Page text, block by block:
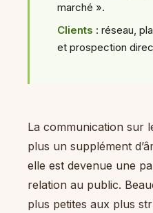
marché ».
Clients : réseau,
et prospection
La communication sur
plus un supplément
elle est devenue une
relation au public.
plus petites aux plus